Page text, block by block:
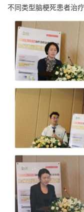
不同类型脑梗死患者治